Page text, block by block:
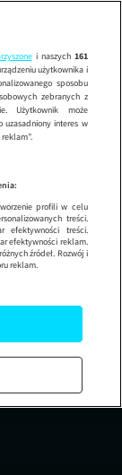
i naszych 161
użytkownika i
sposobu
zebranych z
Użytkownik może
uzasadniony interes w
profili w celu
treści.
efektywności treści.
efektywności reklam.
źródeł. Rozwój i
reklam.